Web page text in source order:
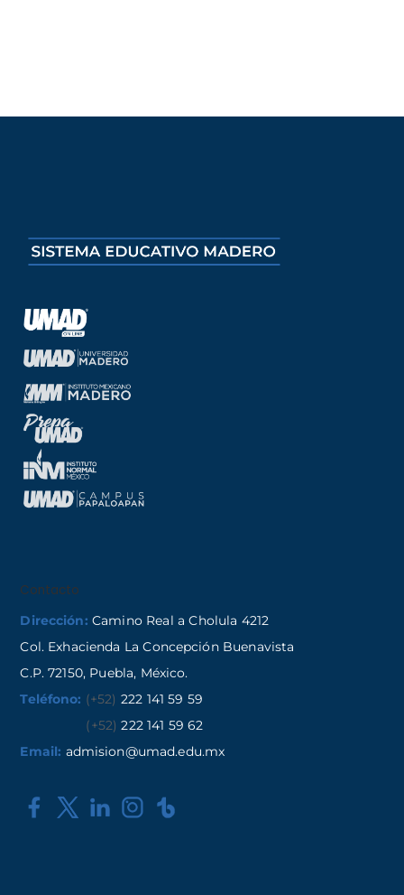
Contacto
Dirección: Camino Real a Cholula 4212
Col. Exhacienda La Concepción Buenavista
C.P. 72150, Puebla, México.
Teléfono: (+52) 222 141 59 59
(+52) 222 141 59 62
Email: admision@umad.edu.mx